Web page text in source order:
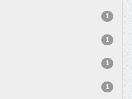
1
1
1
1